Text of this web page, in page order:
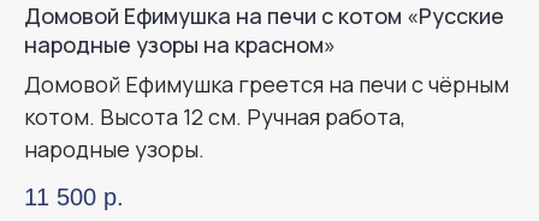
Домовой Ефимушка на печи с котом «Русские
народные узоры на красном»
Домовой Ефимушка греется на печи с чёрным
котом. Высота 12 см. Ручная работа,
народные узоры.
11 500 р.